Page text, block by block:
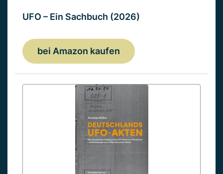
UFO – Ein Sachbuch (2026)
bei Amazon kaufen